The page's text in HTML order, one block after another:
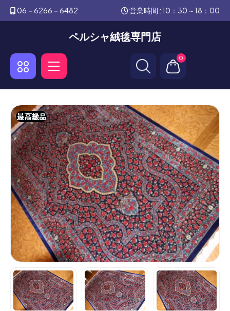
06－6266－6482 営業時間 : 10：30～18：00
ペルシャ絨毯専門店
0